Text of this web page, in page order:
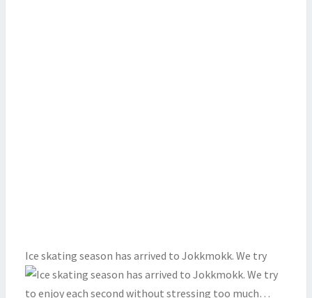
Ice skating season has arrived to Jokkmokk. We try